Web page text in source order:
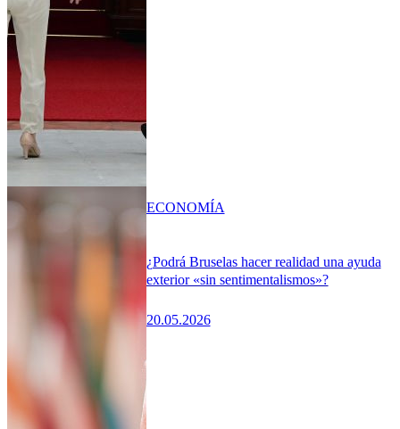
¿Podrá Bruselas hacer realidad una ayuda
exterior «sin sentimentalismos»?
20.05.2026
ECONOMÍA